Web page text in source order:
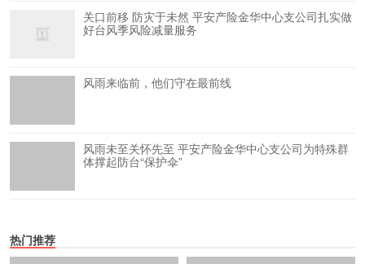
关口前移 防灾于未然 平安产险金华中心支公司扎实做
好台风季风险减量服务
风雨来临前，他们守在最前线
风雨未至关怀先至 平安产险金华中心支公司为特殊群
体撑起防台“保护伞”
热门推荐